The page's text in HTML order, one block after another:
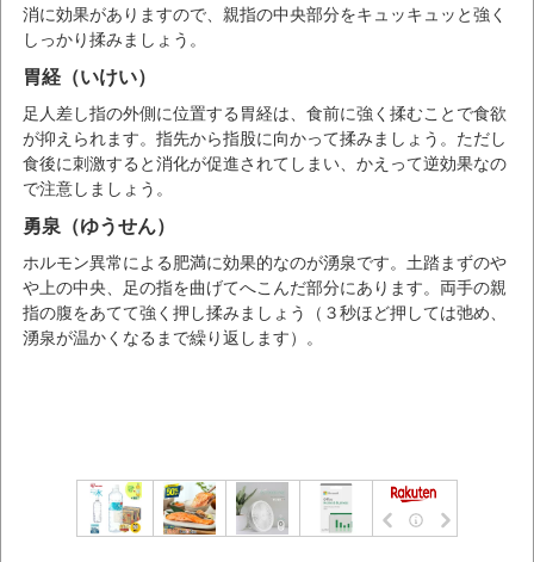
消に効果がありますので、親指の中央部分をキュッキュッと強く
しっかり揉みましょう。
胃経（いけい）
足人差し指の外側に位置する胃経は、食前に強く揉むことで食欲
が抑えられます。指先から指股に向かって揉みましょう。ただし
食後に刺激すると消化が促進されてしまい、かえって逆効果なの
で注意しましょう。
勇泉（ゆうせん）
ホルモン異常による肥満に効果的なのが湧泉です。土踏まずのや
や上の中央、足の指を曲げてへこんだ部分にあります。両手の親
指の腹をあてて強く押し揉みましょう（３秒ほど押しては弛め、
湧泉が温かくなるまで繰り返します）。